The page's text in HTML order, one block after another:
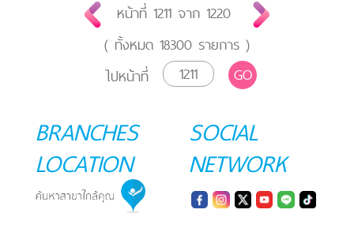
หน้าที่ 1211 จาก 1220
( ทั้งหมด 18300 รายการ )
ไปหน้าที่
GO
BRANCHES
LOCATION
SOCIAL
NETWORK